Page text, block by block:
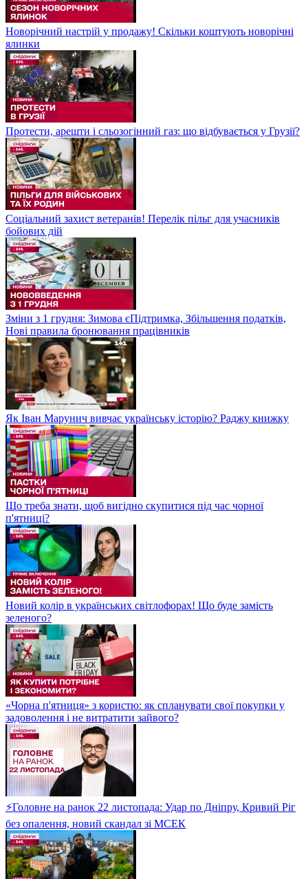
Новорічний настрій у продажу! Скільки коштують новорічні
ялинки
Протести, арешти і сльозогінний газ: що відбувається у Грузії?
Соціальний захист ветеранів! Перелік пільг для учасників
бойових дій
Зміни з 1 грудня: Зимова єПідтримка, Збільшення податків,
Нові правила бронювання працівників
Як Іван Марунич вивчає українську історію? Раджу книжку
Що треба знати, щоб вигідно скупитися під час чорної
п'ятниці?
Новий колір в українських світлофорах! Що буде замість
зеленого?
«Чорна п'ятниця» з користю: як спланувати свої покупки у
задоволення і не витратити зайвого?
⚡Головне на ранок 22 листопада: Удар по Дніпру, Кривий Ріг
без опалення, новий скандал зі МСЕК